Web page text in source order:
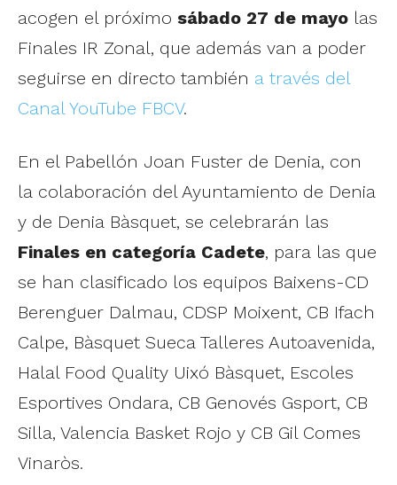
acogen el próximo sábado 27 de mayo las
Finales IR Zonal, que además van a poder
seguirse en directo también a través del
Canal YouTube FBCV.
En el Pabellón Joan Fuster de Denia, con
la colaboración del Ayuntamiento de Denia
y de Denia Bàsquet, se celebrarán las
Finales en categoría Cadete, para las que
se han clasificado los equipos Baixens-CD
Berenguer Dalmau, CDSP Moixent, CB Ifach
Calpe, Bàsquet Sueca Talleres Autoavenida,
Halal Food Quality Uixó Bàsquet, Escoles
Esportives Ondara, CB Genovés Gsport, CB
Silla, Valencia Basket Rojo y CB Gil Comes
Vinaròs.